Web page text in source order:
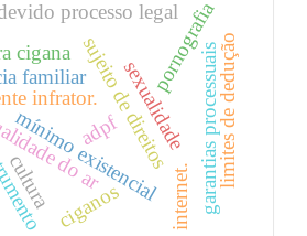
familiar
infrator.sujeito de direitos
mínimo existencial
do arsexualidade
pornografia
garantias processuais
processo legal
cigana
ciganos
adpf limites de dedução
cultura internet.